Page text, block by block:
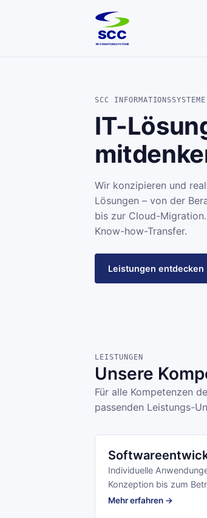
SCC
INFORMATIONSSYSTEME
SCC INFORMATIONSSYSTEME
IT-
Wir konzipieren und
Lösungen – von der
bis zur Cloud-
Know-how-Transfer.
Leistungen entdecken
LEISTUNGEN
Unsere
Für alle Kompetenzen
passenden Leistungs-
Individuelle
Konzeption bis zum
Mehr erfahren →